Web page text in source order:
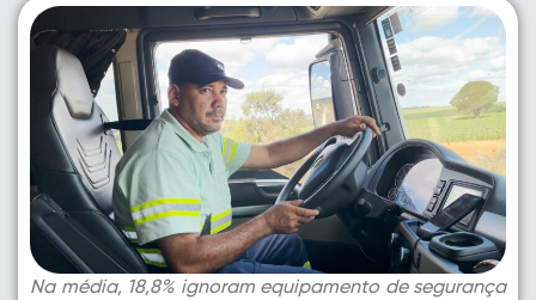
Na média, 18,8% ignoram equipamento de segurança